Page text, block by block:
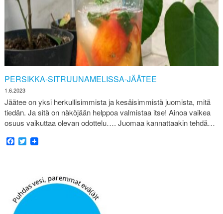
PERSIKKA-SITRUUNAMELISSA-JÄÄTEE
1.6.2023
Jäätee on yksi herkullisimmista ja kesäisimmistä juomista, mitä
tiedän. Ja sitä on näköjään helppoa valmistaa itse! Ainoa vaikea
osuus vaikuttaa olevan odottelu…. Juomaa kannattaakin tehdä…
Facebook
Twitter